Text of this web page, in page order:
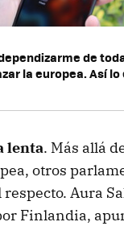
de
la europea. Así
lenta. Más allá
otros
respecto. Aura
Finlandia,